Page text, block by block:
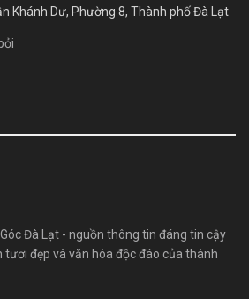
Khánh Dư, Phường 8, Thành phố Đà Lạt
Đà Lạt - nguồn thông tin đáng tin cậy
tươi đẹp và văn hóa độc đáo của thành